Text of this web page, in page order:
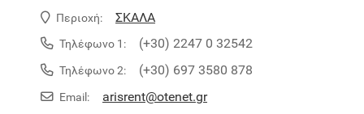
Περιοχή: ΣΚΑΛΑ
Τηλέφωνο 1: (+30) 2247 0 32542
Τηλέφωνο 2: (+30) 697 3580 878
Email: arisrent@otenet.gr